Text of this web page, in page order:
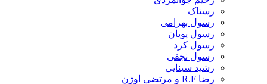
رستاک
رسول بهرامی
رسول پویان
رسول کرد
رسول نجفی
رشید سینایی